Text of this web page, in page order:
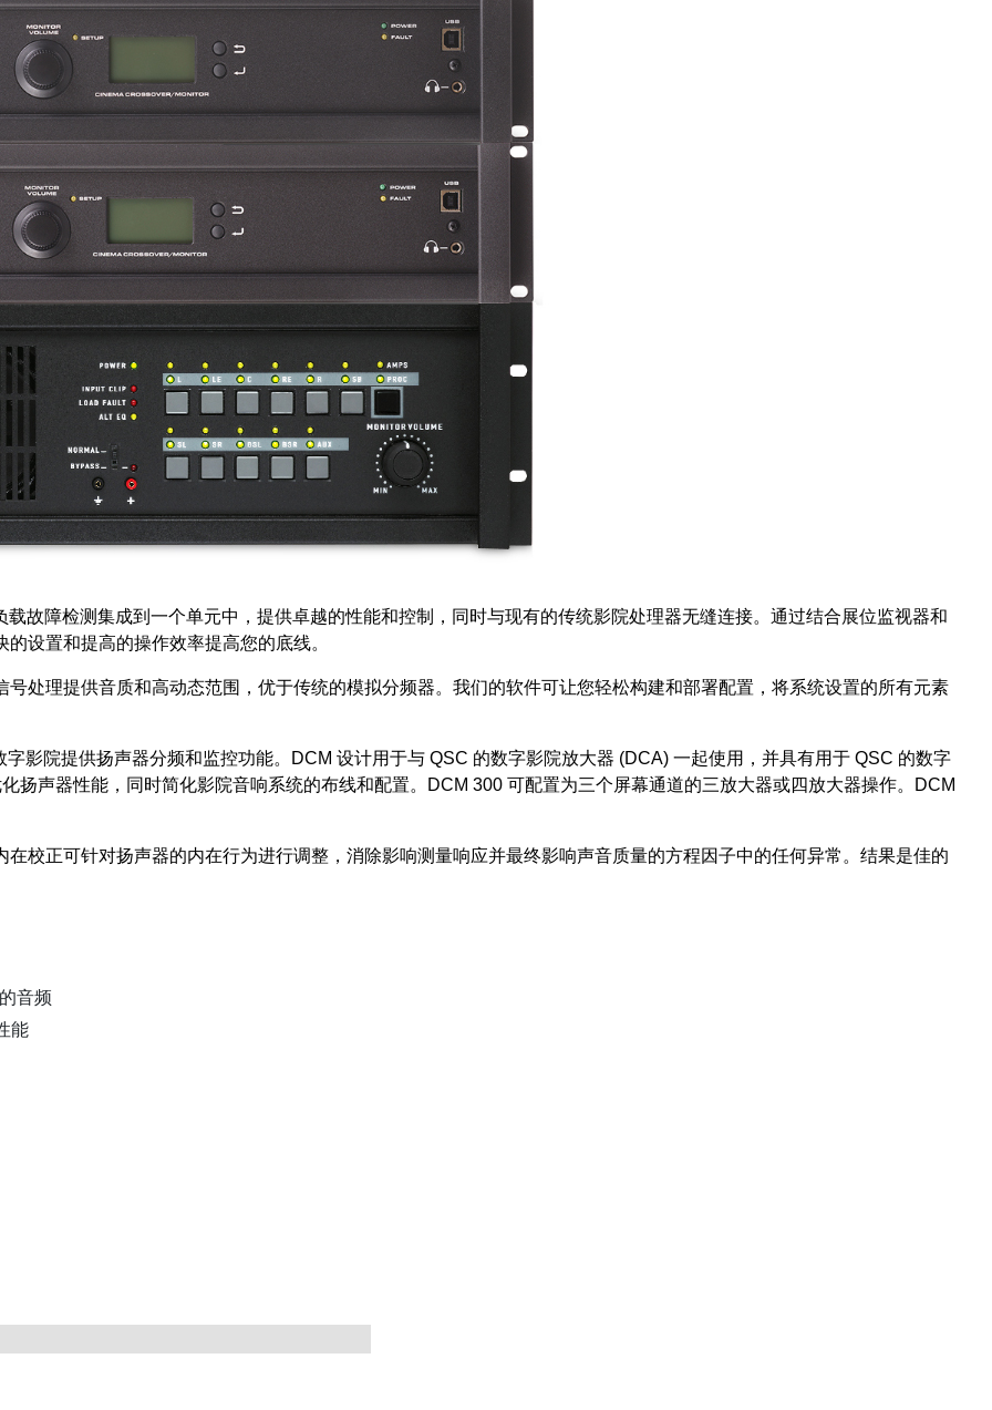
故障检测集成到一个单元中，提供卓越的性能和控制，同时与现有的传统影院处理器无缝连接。通过结合展位监视器和
设置和提高的操作效率提高您的底线。
处理提供音质和高动态范围，优于传统的模拟分频器。我们的软件可让您轻松构建和部署配置，将系统设置的所有元素
影院提供扬声器分频和监控功能。DCM 设计用于与 QSC 的数字影院放大器 (DCA) 一起使用，并具有用于 QSC 的数字
扬声器性能，同时简化影院音响系统的布线和配置。DCM 300 可配置为三个屏幕通道的三放大器或四放大器操作。DCM
校正可针对扬声器的内在行为进行调整，消除影响测量响应并最终影响声音质量的方程因子中的任何异常。结果是佳的
音频
能